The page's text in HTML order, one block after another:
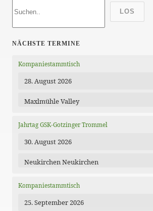
LOS
NÄCHSTE TERMINE
Kompaniestammtisch
28. August 2026
Maxlmühle Valley
Jahrtag GSK-Gotzinger Trommel
30. August 2026
Neukirchen Neukirchen
Kompaniestammtisch
25. September 2026